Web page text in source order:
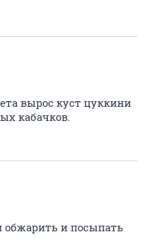
вырос куст цуккини
кабачков.
и посыпать